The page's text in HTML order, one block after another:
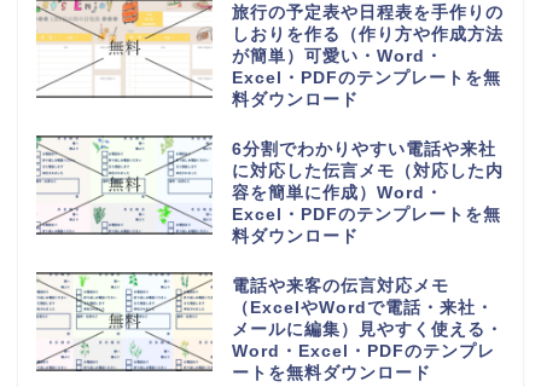
旅行の予定表や日程表を手作りの
しおりを作る（作り方や作成方法
が簡単）可愛い・Word・
Excel・PDFのテンプレートを無
料ダウンロード
6分割でわかりやすい電話や来社
に対応した伝言メモ（対応した内
容を簡単に作成）Word・
Excel・PDFのテンプレートを無
料ダウンロード
電話や来客の伝言対応メモ
（ExcelやWordで電話・来社・
メールに編集）見やすく使える・
Word・Excel・PDFのテンプレ
ートを無料ダウンロード